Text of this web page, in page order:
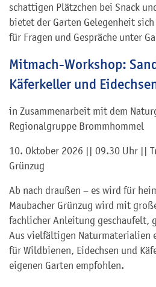
schattigen Plätzchen bei Snack
bietet der Garten Gelegenheit
für Fragen und Gespräche unter
Mitmach-Workshop:
Käferkeller und
in Zusammenarbeit mit dem
Regionalgruppe Brommhommel
10. Oktober 2026 || 09.30 Uhr ||
Grünzug
Ab nach draußen – es wird für
Maubacher Grünzug wird mit
fachlicher Anleitung geschaufelt,
Aus vielfältigen Naturmaterialien
für Wildbienen, Eidechsen und
eigenen Garten empfohlen.